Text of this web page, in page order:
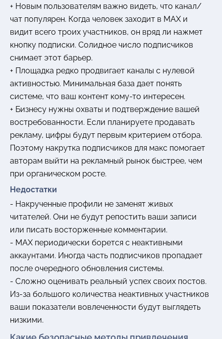
+ Новым пользователям важно видеть, что канал/
чат популярен. Когда человек заходит в MAX и
видит всего троих участников, он вряд ли нажмет
кнопку подписки. Солидное число подписчиков
снимает этот барьер.
+ Площадка редко продвигает каналы с нулевой
активностью. Минимальная база дает понять
системе, что ваш контент кому-то интересен.
+ Бизнесу нужны охваты и подтверждение вашей
востребованности. Если планируете продавать
рекламу, цифры будут первым критерием отбора.
Поэтому накрутка подписчиков для макс помогает
авторам выйти на рекламный рынок быстрее, чем
при органическом росте.
Недостатки
- Накрученные профили не заменят живых
читателей. Они не будут репостить ваши записи
или писать восторженные комментарии.
- MAX периодически борется с неактивными
аккаунтами. Иногда часть подписчиков пропадает
после очередного обновления системы.
- Сложно оценивать реальный успех своих постов.
Из-за большого количества неактивных участников
ваши показатели вовлеченности будут выглядеть
низкими.